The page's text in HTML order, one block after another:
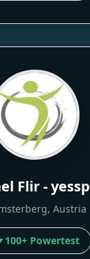
Flir -
Austria
100+ Powertest